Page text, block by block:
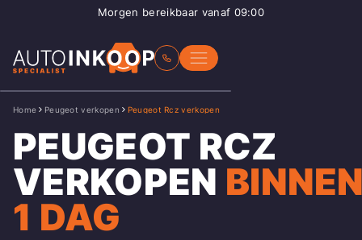
Morgen bereikbaar vanaf 09:00
Home Peugeot verkopen Peugeot Rcz verkopen
PEUGEOT RCZ
VERKOPEN
1 DAG